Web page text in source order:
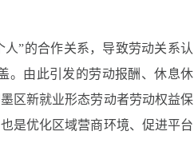
”的合作关系，导致劳动关系认
。由此引发的劳动报酬、休息休
区新就业形态劳动者劳动权益保
是优化区域营商环境、促进平台